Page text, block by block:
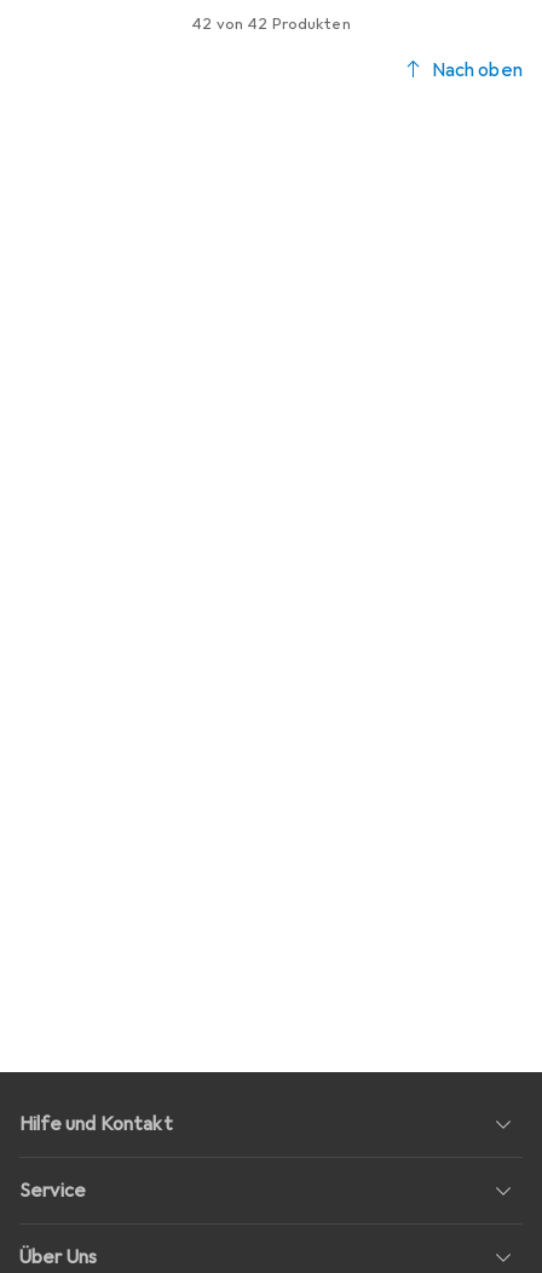
42 von 42 Produkten
Nach oben
Hilfe und Kontakt
Service
Über Uns